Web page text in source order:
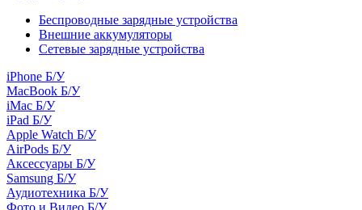
Беспроводные зарядные устройства
Внешние аккумуляторы
Сетевые зарядные устройства
iPhone Б/У
MacBook Б/У
iMac Б/У
iPad Б/У
Apple Watch Б/У
AirPods Б/У
Аксессуары Б/У
Samsung Б/У
Аудиотехника Б/У
Фото и Видео Б/У